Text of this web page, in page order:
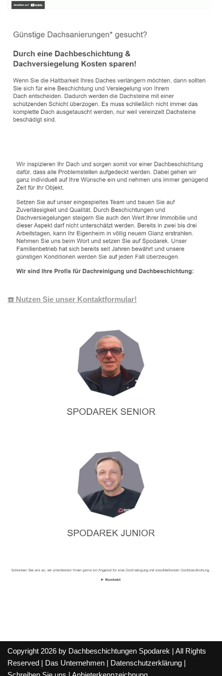
☎️ Nutzen Sie unser Kontaktformular!
Copyright 2026 by Dachbeschichtungen Spodarek | All Rights
Reserved |
Das Unternehmen Datenschutzerklärung